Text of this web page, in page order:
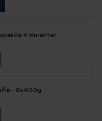
4 Varianter
- 9x400g